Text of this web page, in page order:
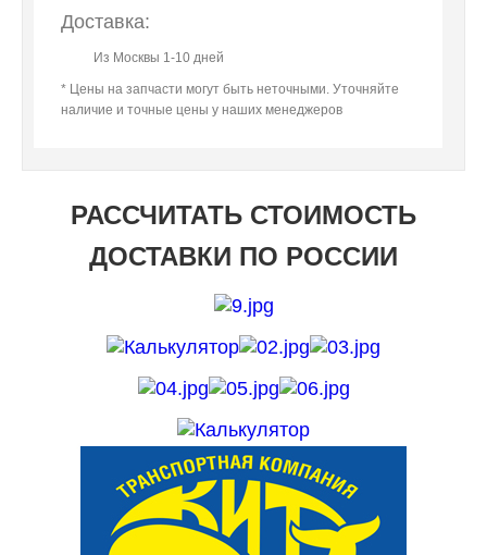
Доставка:
Из Москвы 1-10 дней
* Цены на запчасти могут быть неточными. Уточняйте
наличие и точные цены у наших менеджеров
РАССЧИТАТЬ СТОИМОСТЬ
ДОСТАВКИ ПО РОССИИ